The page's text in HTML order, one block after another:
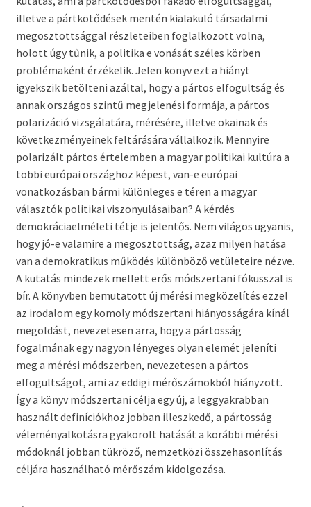
illetve a pártkötődések mentén kialakuló társadalmi
megosztottsággal részleteiben foglalkozott volna,
holott úgy tűnik, a politika e vonását széles körben
problémaként érzékelik. Jelen könyv ezt a hiányt
igyekszik betölteni azáltal, hogy a pártos elfogultság és
annak országos szintű megjelenési formája, a pártos
polarizáció vizsgálatára, mérésére, illetve okainak és
következményeinek feltárására vállalkozik. Mennyire
polarizált pártos értelemben a magyar politikai kultúra a
többi európai országhoz képest, van-e európai
vonatkozásban bármi különleges e téren a magyar
választók politikai viszonyulásaiban? A kérdés
demokráciaelméleti tétje is jelentős. Nem világos ugyanis,
hogy jó-e valamire a megosztottság, azaz milyen hatása
van a demokratikus működés különböző vetületeire nézve.
A kutatás mindezek mellett erős módszertani fókusszal is
bír. A könyvben bemutatott új mérési megközelítés ezzel
az irodalom egy komoly módszertani hiányosságára kínál
megoldást, nevezetesen arra, hogy a pártosság
fogalmának egy nagyon lényeges olyan elemét jeleníti
meg a mérési módszerben, nevezetesen a pártos
elfogultságot, ami az eddigi mérőszámokból hiányzott.
Így a könyv módszertani célja egy új, a leggyakrabban
használt definíciókhoz jobban illeszkedő, a pártosság
véleményalkotásra gyakorolt hatását a korábbi mérési
módoknál jobban tükröző, nemzetközi összehasonlítás
céljára használható mérőszám kidolgozása.